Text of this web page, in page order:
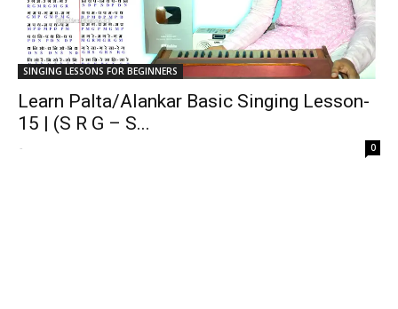
SINGING LESSONS FOR BEGINNERS
Learn Palta/Alankar Basic Singing Lesson-
15 | (S R G – S...
- 0